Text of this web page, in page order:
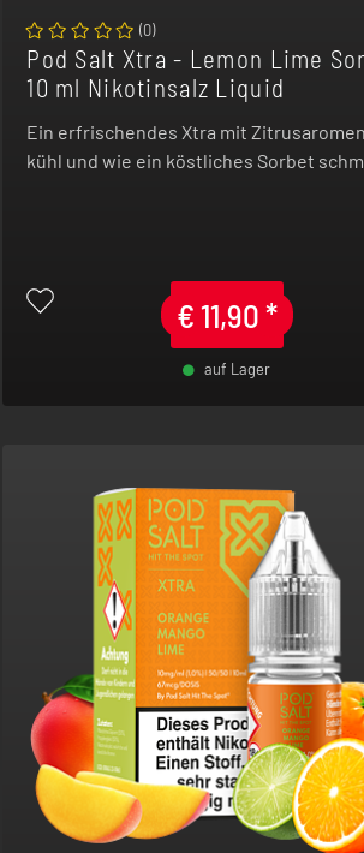
€11,90*
auf Lager
(0)
Pod Salt Xtra - Lemon Lime
10 ml Nikotinsalz Liquid
Ein erfrischendes Xtra mit
kühl und wie ein köstliches Sorbet